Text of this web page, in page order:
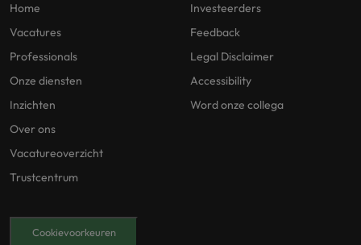
Home
Vacatures
Professionals
Onze diensten
Inzichten
Over ons
Vacatureoverzicht
Trustcentrum
Investeerders
Feedback
Legal Disclaimer
Accessibility
Word onze collega
Cookievoorkeuren